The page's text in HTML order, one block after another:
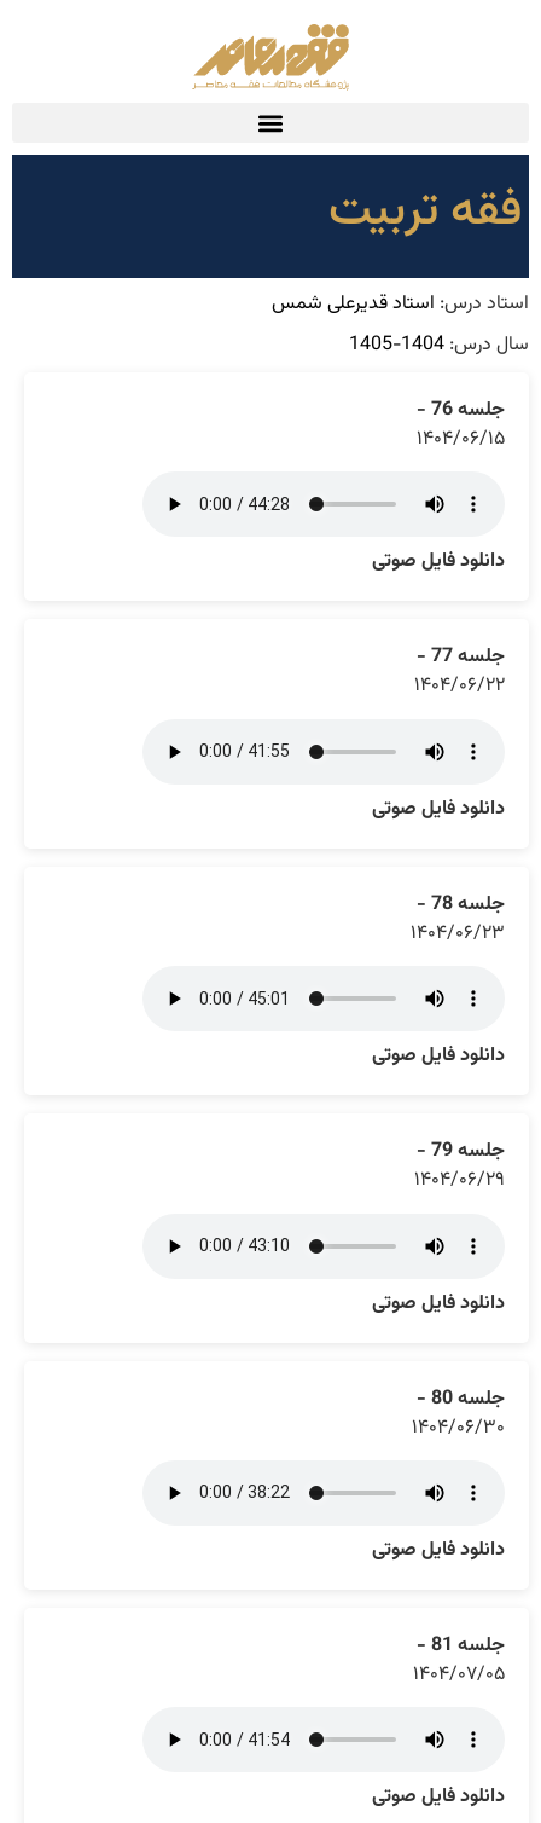
فقه تربیت
استاد درس: استاد قدیرعلی شمس
سال درس: 1404-1405
جلسه 76 -
۱۴۰۴/۰۶/۱۵
دانلود فایل صوتی
جلسه 77 -
۱۴۰۴/۰۶/۲۲
دانلود فایل صوتی
جلسه 78 -
۱۴۰۴/۰۶/۲۳
دانلود فایل صوتی
جلسه 79 -
۱۴۰۴/۰۶/۲۹
دانلود فایل صوتی
جلسه 80 -
۱۴۰۴/۰۶/۳۰
دانلود فایل صوتی
جلسه 81 -
۱۴۰۴/۰۷/۰۵
دانلود فایل صوتی